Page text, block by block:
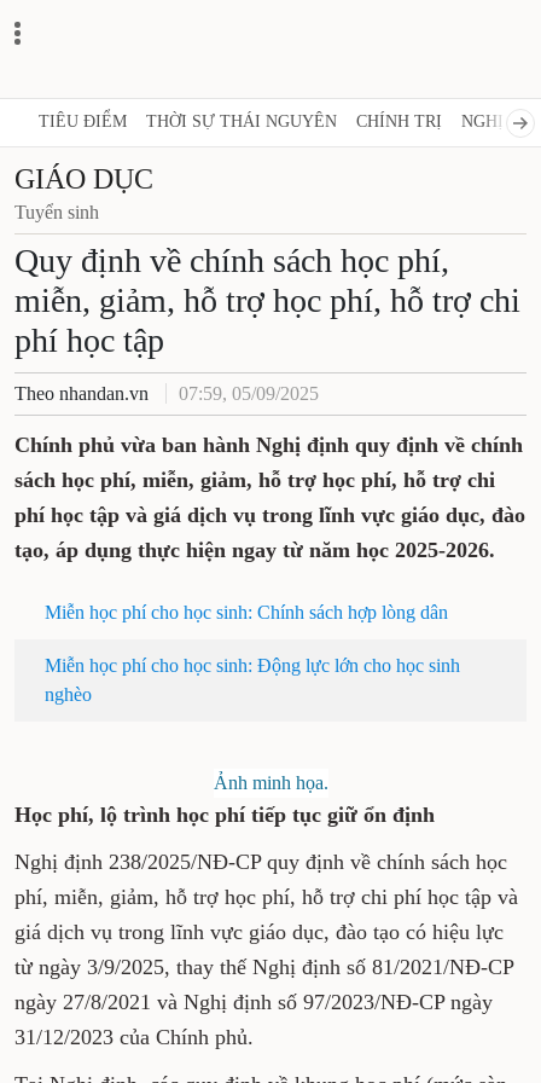
TIÊU ĐIỂM THỜI SỰ THÁI NGUYÊN CHÍNH TRỊ NGHỊ
GIÁO DỤC
Tuyển sinh
Quy định về chính sách học phí,
miễn, giảm, hỗ trợ học phí, hỗ trợ chi
phí học tập
Theo nhandan.vn 07:59, 05/09/2025
Chính phủ vừa ban hành Nghị định quy định về chính
sách học phí, miễn, giảm, hỗ trợ học phí, hỗ trợ chi
phí học tập và giá dịch vụ trong lĩnh vực giáo dục, đào
tạo, áp dụng thực hiện ngay từ năm học 2025-2026.
Miễn học phí cho học sinh: Chính sách hợp lòng dân
Miễn học phí cho học sinh: Động lực lớn cho học sinh
nghèo
Ảnh minh họa.
Học phí, lộ trình học phí tiếp tục giữ ổn định
Nghị định 238/2025/NĐ-CP quy định về chính sách học
phí, miễn, giảm, hỗ trợ học phí, hỗ trợ chi phí học tập và
giá dịch vụ trong lĩnh vực giáo dục, đào tạo có hiệu lực
từ ngày 3/9/2025, thay thế Nghị định số 81/2021/NĐ-CP
ngày 27/8/2021 và Nghị định số 97/2023/NĐ-CP ngày
31/12/2023 của Chính phủ.